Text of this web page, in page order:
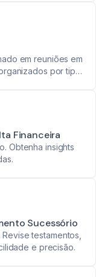
em reuniões em
por tipo
Financeira
Obtenha insights
Sucessório
testamentos,
e precisão.